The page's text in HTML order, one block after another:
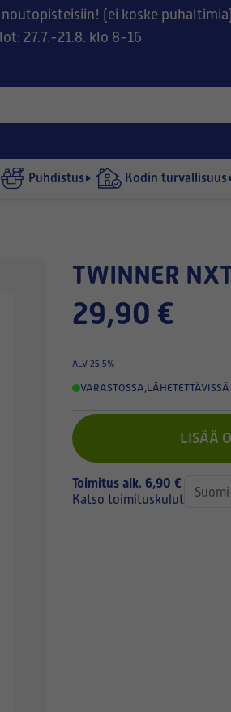
(ei koske puhaltimia)
27.7.-21.8. klo 8-16
Puhdistus Kodin turvallisuus
TWINNER
29,90 €
ALV 25.5%
VARASTOSSA,
LISÄÄ
Toimitus alk. 6,90 €
Katso toimituskulut